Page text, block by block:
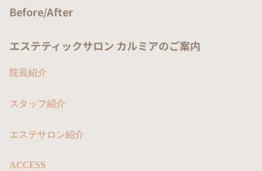
Before/After
エステティックサロン カルミアのご案内
院長紹介
スタッフ紹介
エステサロン紹介
ACCESS